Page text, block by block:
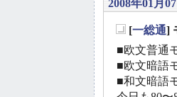
2008年01月
[一総通]
■欧文普通
■欧文暗語
■和文暗語